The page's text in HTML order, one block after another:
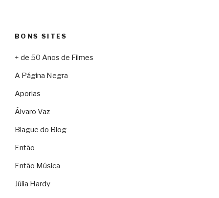
BONS SITES
+ de 50 Anos de Filmes
A Página Negra
Aporias
Álvaro Vaz
Blague do Blog
Então
Então Música
Júlia Hardy